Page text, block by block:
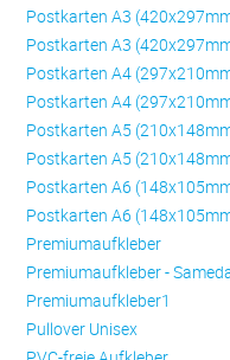
Postkarten A3
Postkarten A3
Postkarten A4
Postkarten A4
Postkarten A5
Postkarten A5
Postkarten A6
Postkarten A6
Premiumaufkleber
Premiumaufkleber -
Premiumaufkleber1
Pullover Unisex